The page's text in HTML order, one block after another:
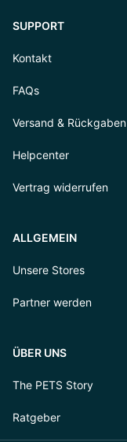
SUPPORT
Kontakt
FAQs
Versand & Rückgaben
Helpcenter
Vertrag widerrufen
ALLGEMEIN
Unsere Stores
Partner werden
ÜBER UNS
The PETS Story
Ratgeber